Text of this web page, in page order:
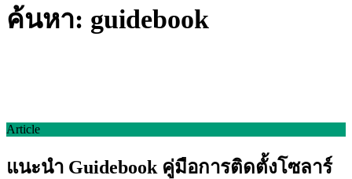
ค้นหา: guidebook
Article
แนะนำ Guidebook คู่มือการติดตั้งโซลาร์